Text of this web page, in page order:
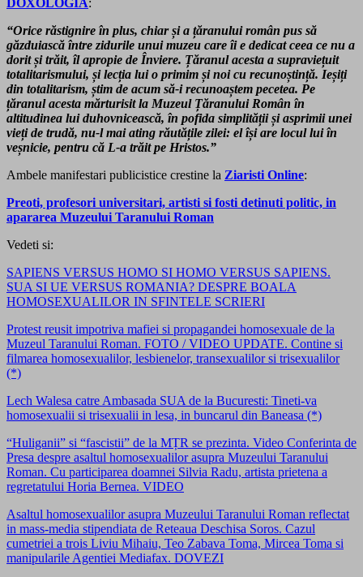
“Orice răstignire în plus, chiar și a țăranului român pus să
găzduiască între zidurile unui muzeu care îi e dedicat ceea ce nu a
dorit și trăit, îl apropie de Înviere. Țăranul acesta a supraviețuit
totalitarismului, și lecția lui o primim și noi cu recunoștință. Ieșiți
din totalitarism, știm de acum să-i recunoaștem pecetea. Pe
țăranul acesta mărturisit la Muzeul Țăranului Român în
altitudinea lui duhovnicească, în pofida simplității și asprimii unei
vieți de trudă, nu-l mai ating răutățile zilei: el își are locul lui în
veșnicie, pentru că L-a trăit pe Hristos.”
Ambele manifestari publicistice crestine la Ziaristi Online:
Preoti, profesori universitari, artisti si fosti detinuti politic, in
apararea Muzeului Taranului Roman
Vedeti si:
SAPIENS VERSUS HOMO SI HOMO VERSUS SAPIENS.
SUA SI UE VERSUS ROMANIA? DESPRE BOALA
HOMOSEXUALILOR IN SFINTELE SCRIERI
Protest reusit impotriva mafiei si propagandei homosexuale de la
Muzeul Taranului Roman. FOTO / VIDEO UPDATE. Contine si
filmarea homosexualilor, lesbienelor, transexualilor si trisexualilor
(*)
Lech Walesa catre Ambasada SUA de la Bucuresti: Tineti-va
homosexualii si trisexualii in lesa, in buncarul din Baneasa (*)
“Huliganii” si “fascistii” de la MȚR se prezinta. Video Conferinta de
Presa despre asaltul homosexualilor asupra Muzeului Taranului
Roman. Cu participarea doamnei Silvia Radu, artista prietena a
regretatului Horia Bernea. VIDEO
Asaltul homosexualilor asupra Muzeului Taranului Roman reflectat
in mass-media stipendiata de Reteaua Deschisa Soros. Cazul
cumetriei a trois Liviu Mihaiu, Teo Zabava Toma, Mircea Toma si
manipularile Agentiei Mediafax. DOVEZI